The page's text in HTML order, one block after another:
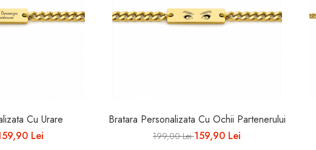
Cu Urare
Lei
Bratara Personalizata Cu Ochii Partenerului
199,00 Lei159,90 Lei